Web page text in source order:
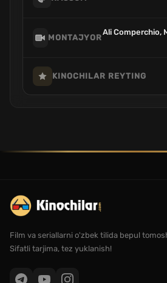
MONTAJYOR
Ali Comperchio,
KINOCHILAR REYTING
Film va seriallarni o'zbek tilida bepul
Sifatli tarjima, tez yuklanish!